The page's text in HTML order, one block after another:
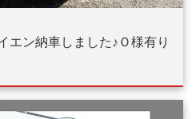
エン納車しました♪Ｏ様有り